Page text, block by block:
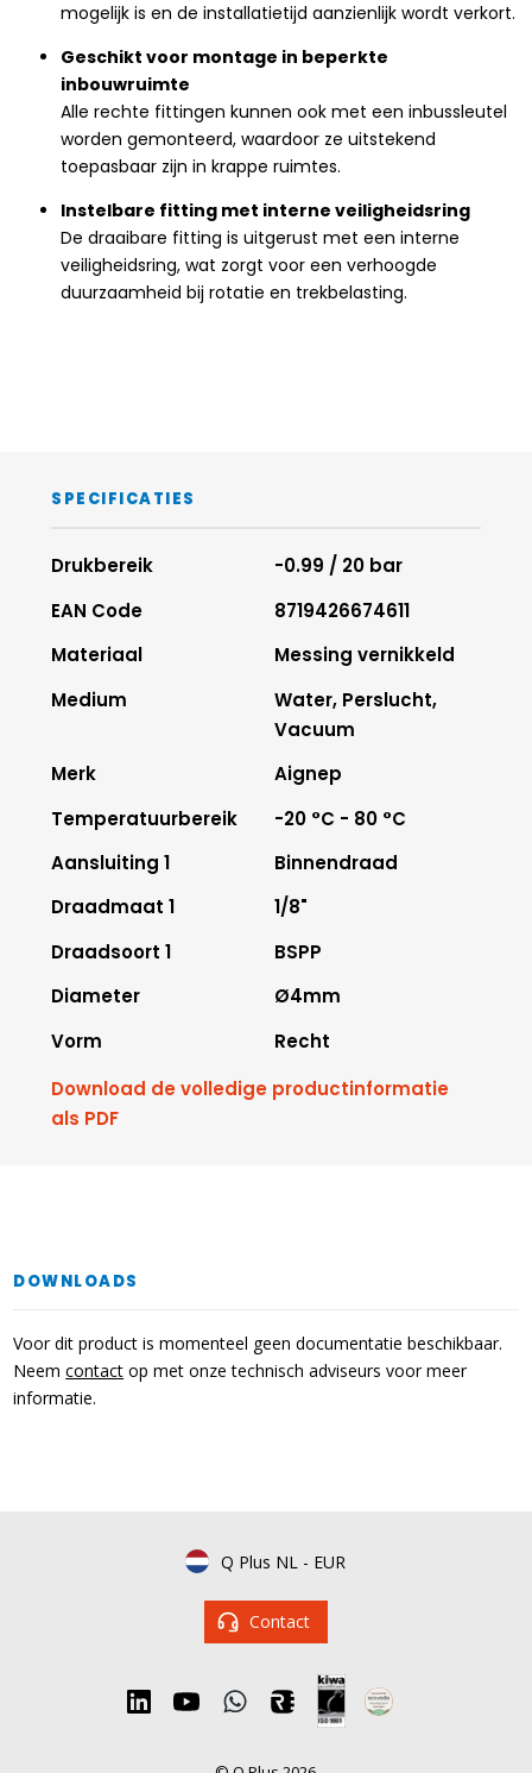
mogelijk is en de installatietijd aanzienlijk wordt verkort.
Geschikt voor montage in beperkte
inbouwruimte
Alle rechte fittingen kunnen ook met een inbussleutel
worden gemonteerd, waardoor ze uitstekend
toepasbaar zijn in krappe ruimtes.
Instelbare fitting met interne veiligheidsring
De draaibare fitting is uitgerust met een interne
veiligheidsring, wat zorgt voor een verhoogde
duurzaamheid bij rotatie en trekbelasting.
SPECIFICATIES
Drukbereik
-0.99 / 20 bar
EAN Code
8719426674611
Materiaal
Messing vernikkeld
Medium
Water, Perslucht,
Vacuum
Merk
Aignep
Temperatuurbereik
-20 °C - 80 °C
Aansluiting 1
Binnendraad
Draadmaat 1
1/8"
Draadsoort 1
BSPP
Diameter
Ø4mm
Vorm
Recht
Download de volledige productinformatie
als PDF
DOWNLOADS
Voor dit product is momenteel geen documentatie beschikbaar.
Neemcontact op met onze technisch adviseurs voor meer
informatie.
Q Plus NL - EUR
Contact